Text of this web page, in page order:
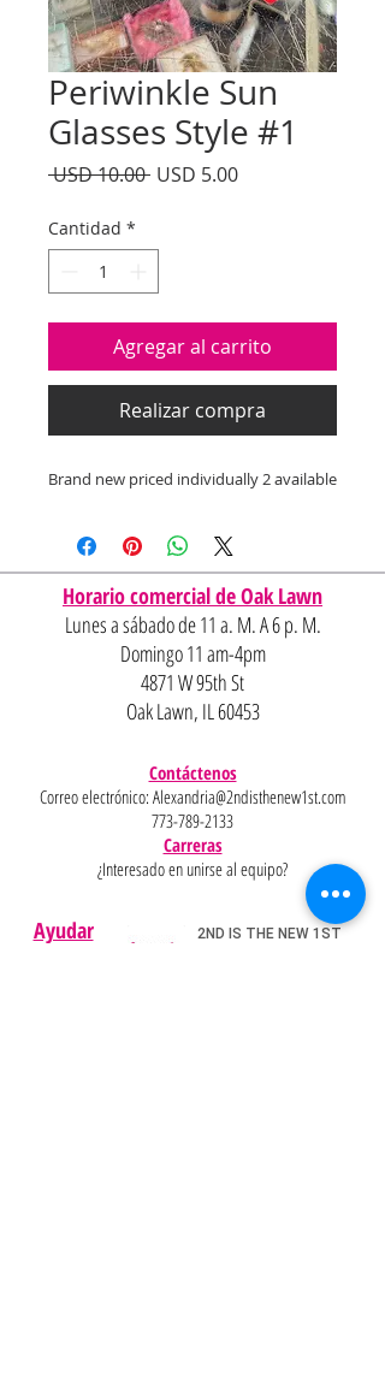
Periwinkle Sun
Glasses Style #1
USD 10.00 Precio
USD 5.00Precio
Cantidad *
Agregar al carrito
Realizar compra
Brand new priced individually 2 available
Horario comercial de Oak Lawn
Lunes a sábado de 11 a. M. A 6 p. M.
Domingo 11 am-4pm
4871 W 95th St
Oak Lawn, IL 60453
Contáctenos
Correo electrónico: Alexandria@2ndisthenew1st.com
773-789-2133
Carreras
¿Interesado en unirse al equipo?
Ayudar